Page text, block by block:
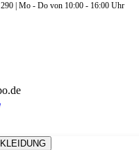
| Mo - Do von 10:00 - 16:00 Uhr